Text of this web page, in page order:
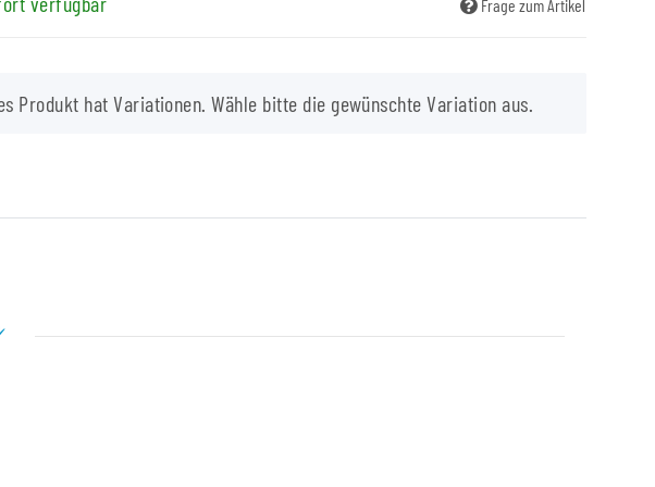
Frage zum Artikel
Produkt hat Variationen. Wähle bitte die gewünschte Variation aus.